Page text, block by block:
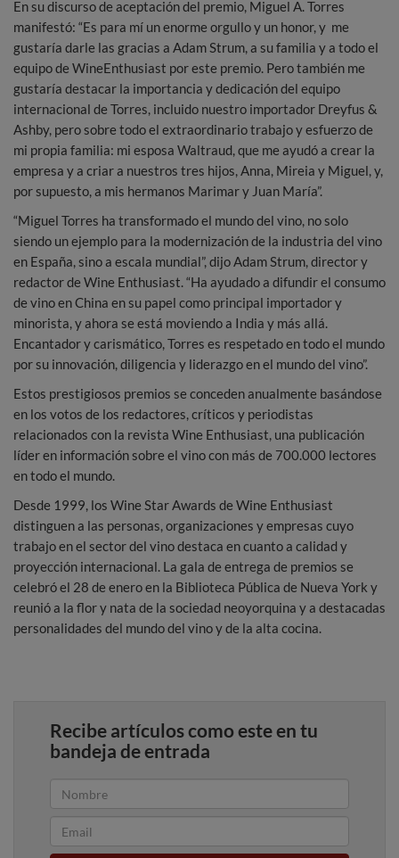
En su discurso de aceptación del premio, Miguel A. Torres
manifestó: “Es para mí un enorme orgullo y un honor, y me
gustaría darle las gracias a Adam Strum, a su familia y a todo el
equipo de WineEnthusiast por este premio. Pero también me
gustaría destacar la importancia y dedicación del equipo
internacional de Torres, incluido nuestro importador Dreyfus &
Ashby, pero sobre todo el extraordinario trabajo y esfuerzo de
mi propia familia: mi esposa Waltraud, que me ayudó a crear la
empresa y a criar a nuestros tres hijos, Anna, Mireia y Miguel, y,
por supuesto, a mis hermanos Marimar y Juan María”.
“Miguel Torres ha transformado el mundo del vino, no solo
siendo un ejemplo para la modernización de la industria del vino
en España, sino a escala mundial”, dijo Adam Strum, director y
redactor de Wine Enthusiast. “Ha ayudado a difundir el consumo
de vino en China en su papel como principal importador y
minorista, y ahora se está moviendo a India y más allá.
Encantador y carismático, Torres es respetado en todo el mundo
por su innovación, diligencia y liderazgo en el mundo del vino”.
Estos prestigiosos premios se conceden anualmente basándose
en los votos de los redactores, críticos y periodistas
relacionados con la revista Wine Enthusiast, una publicación
líder en información sobre el vino con más de 700.000 lectores
en todo el mundo.
Desde 1999, los Wine Star Awards de Wine Enthusiast
distinguen a las personas, organizaciones y empresas cuyo
trabajo en el sector del vino destaca en cuanto a calidad y
proyección internacional. La gala de entrega de premios se
celebró el 28 de enero en la Biblioteca Pública de Nueva York y
reunió a la flor y nata de la sociedad neoyorquina y a destacadas
personalidades del mundo del vino y de la alta cocina.
Recibe artículos como este en tu
bandeja de entrada